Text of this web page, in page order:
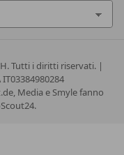
Tutti i diritti riservati. |
Media e Smyle fanno